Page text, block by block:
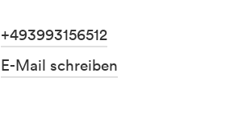
+493993156512
E-Mail schreiben